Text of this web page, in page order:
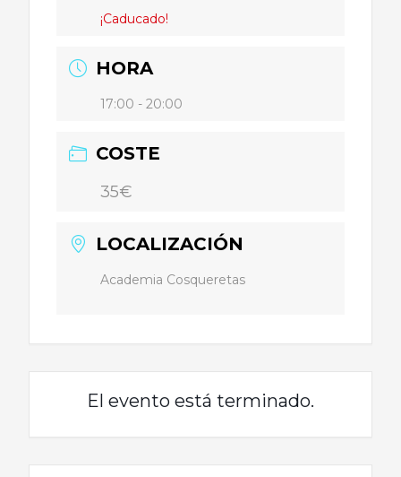
¡Caducado!
HORA
17:00 - 20:00
COSTE
35€
LOCALIZACIÓN
Academia Cosqueretas
El evento está terminado.